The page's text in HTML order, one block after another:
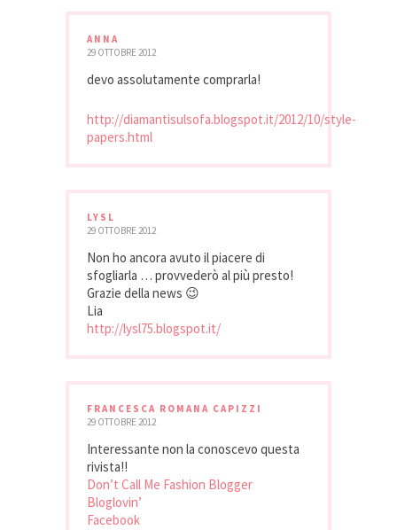
ANNA
29 OTTOBRE 2012
devo assolutamente comprarla!
http://diamantisulsofa.blogspot.it/2012/10/style-
papers.html
LYSL
29 OTTOBRE 2012
Non ho ancora avuto il piacere di
sfogliarla … provvederò al più presto!
Grazie della news 😉
Lia
http://lysl75.blogspot.it/
FRANCESCA ROMANA CAPIZZI
29 OTTOBRE 2012
Interessante non la conoscevo questa
rivista!!
Don’t Call Me Fashion Blogger
Bloglovin’
Facebook